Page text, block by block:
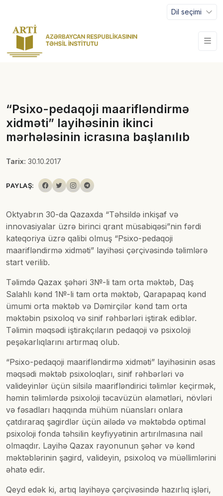
Dil seçimi
“Psixo-pedaqoji maarifləndirmə
xidməti” layihəsinin ikinci
mərhələsinin icrasına başlanılıb
Tarix: 30.10.2017
PAYLAŞ:
Oktyabrın 30-da Qazaxda “Təhsildə inkişaf və
innovasiyalar üzrə birinci qrant müsabiqəsi”nin fərdi
kateqoriya üzrə qalibi olmuş “Psixo-pedaqoji
maarifləndirmə xidməti” layihəsi çərçivəsində təlimlərə
start verilib.
Təlimdə Qazax şəhəri 3№-li tam orta məktəb, Daş
Salahlı kənd 1№-li tam orta məktəb, Qarapapaq kənd
ümumi orta məktəb və Dəmirçilər kənd tam orta
məktəbin psixoloq və sinif rəhbərləri iştirak ediblər.
Təlimin məqsədi iştirakçıların pedaqoji və psixoloji
peşəkarlıqlarını artırmaq olub.
“Psixo-pedaqoji maarifləndirmə xidməti” layihəsinin əsas
məqsədi məktəb psixoloqları, sinif rəhbərləri və
valideyinlər üçün silsilə maarifləndirici təlimlər keçirmək,
həmin təlimlərdə psixoloji təcavüzün əlamətləri, növləri
və fəsadları haqqında mühüm nüansları onlara
çatdıraraq şagirdlər üçün ailədə və məktəbdə optimal
psixoloji fonda təhsilin keyfiyyətinin artırılmasına nail
olmaqdır. Layihə Qazax rayonunun şəhər və kənd
məktəblərinin şagird, valideyin, psixoloq və müəllimlərini
əhatə edir.
Qeyd edək ki, artıq layihəyə çərçivəsində hazırlıq işləri,